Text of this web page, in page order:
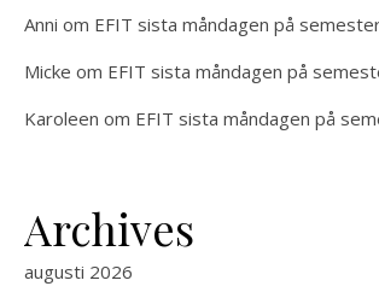
Anni om EFIT sista måndagen på
Micke om EFIT sista måndagen på
Karoleen om EFIT sista måndagen på
Archives
augusti 2026